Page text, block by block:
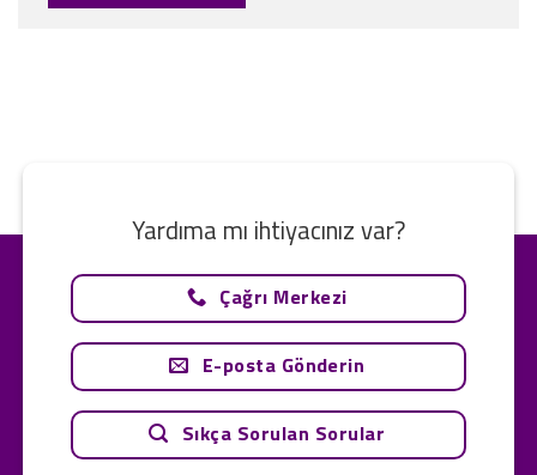
Yardıma mı ihtiyacınız var?
Çağrı Merkezi
E-posta Gönderin
Sıkça Sorulan Sorular